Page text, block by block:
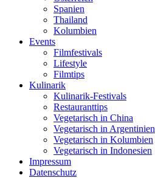
Spanien
Thailand
Kolumbien
Events
Filmfestivals
Lifestyle
Filmtips
Kulinarik
Kulinarik-Festivals
Restauranttips
Vegetarisch in China
Vegetarisch in Argentinien
Vegetarisch in Kolumbien
Vegetarisch in Indonesien
Impressum
Datenschutz